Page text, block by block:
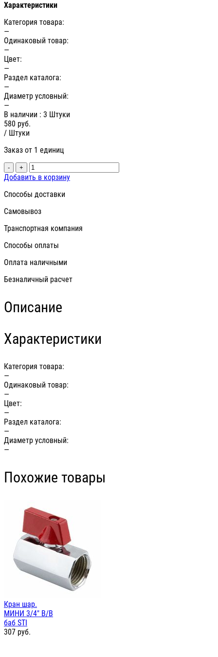
Характеристики
Категория товара:
—
Одинаковый товар:
—
Цвет:
—
Раздел каталога:
—
Диаметр условный:
—
В наличии : 3 Штуки
580 руб.
/ Штуки
Заказ от 1 единиц
- +
Добавить в корзину
Способы доставки
Самовывоз
Транспортная компания
Способы оплаты
Оплата наличными
Безналичный расчет
Описание
Характеристики
Категория товара:
—
Одинаковый товар:
—
Цвет:
—
Раздел каталога:
—
Диаметр условный:
—
Похожие товары
Кран шар.
МИНИ 3/4" В/В
баб STI
307 руб.